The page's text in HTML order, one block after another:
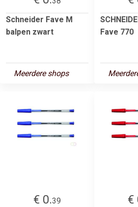
Schneider Fave M
balpen zwart
Meerdere shops
Fave 770
€ 0.39
€